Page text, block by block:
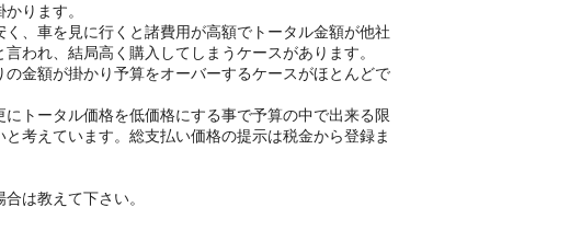
ります。
、車を見に行くと諸費用が高額でトータル金額が他社
われ、結局高く購入してしまうケースがあります。
金額が掛かり予算をオーバーするケースがほとんどで
トータル価格を低価格にする事で予算の中で出来る限
考えています。総支払い価格の提示は税金から登録ま
は教えて下さい。